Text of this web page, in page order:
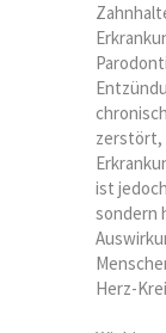
zerstört,
ist
sondern
Herz-